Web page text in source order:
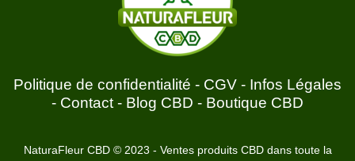
Politique de confidentialité - CGV - Infos Légales
- Contact - Blog CBD - Boutique CBD
NaturaFleur CBD © 2023 - Ventes produits CBD dans toute la